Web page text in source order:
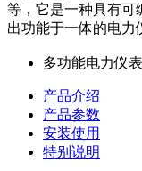
等，它是一种具有可
出功能于一体的电力
多功能电力仪
产品介绍
产品参数
安装使用
特别说明